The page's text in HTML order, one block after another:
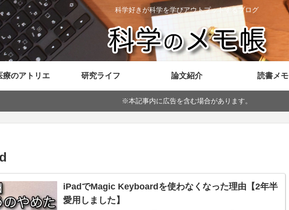
科学好きが科学を学びアウトプットするブログ
療のアトリエ 研究ライフ 論文紹介 読書メモ
※本記事内に広告を含む場合があります。
iPadでMagic Keyboardを使わなくなった理由【2年半
愛用しました】